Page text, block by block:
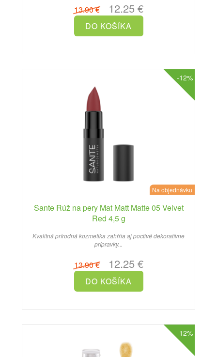
13.90 €12.25 €
-12%
Na objednávku
Sante Rúž na pery Mat Matt Matte 05 Velvet
Red 4,5 g
Kvalitná prírodná kozmetika zahŕňa aj poctivé dekoratívne
prípravky...
13.90 €12.25 €
-12%